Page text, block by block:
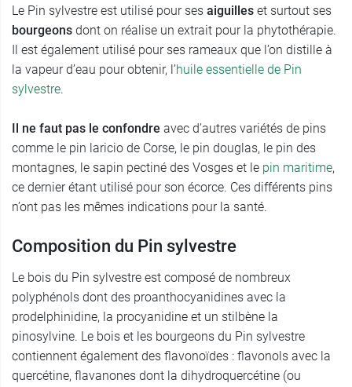
Le Pin sylvestre est utilisé pour ses aiguilles et surtout ses
bourgeons dont on réalise un extrait pour la phytothérapie.
Il est également utilisé pour ses rameaux que l’on distille à
la vapeur d’eau pour obtenir, l’huile essentielle de Pin
sylvestre.
Il ne faut pas le confondre avec d’autres variétés de pins
comme le pin laricio de Corse, le pin douglas, le pin des
montagnes, le sapin pectiné des Vosges et le pin maritime,
ce dernier étant utilisé pour son écorce. Ces différents pins
n’ont pas les mêmes indications pour la santé.
Composition du Pin sylvestre
Le bois du Pin sylvestre est composé de nombreux
polyphénols dont des proanthocyanidines avec la
prodelphinidine, la procyanidine et un stilbène la
pinosylvine. Le bois et les bourgeons du Pin sylvestre
contiennent également des flavonoïdes : flavonols avec la
quercétine, flavanones dont la dihydroquercétine (ou